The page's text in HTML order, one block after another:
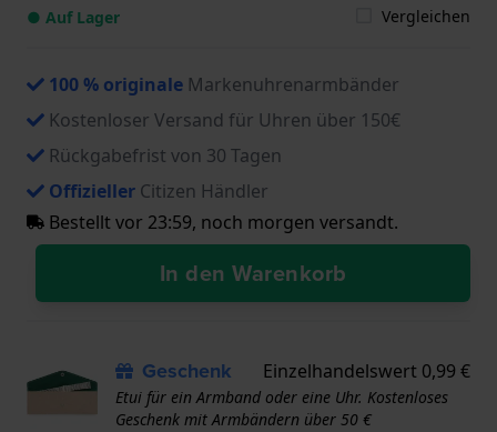
● Auf Lager Vergleichen
100 % originale Markenuhrenarmbänder
Kostenloser Versand für Uhren über 150€
Rückgabefrist von 30 Tagen
Offizieller Citizen Händler
Bestellt vor 23:59, noch morgen versandt.
In den Warenkorb
Geschenk Einzelhandelswert 0,99 €
Etui für ein Armband oder eine Uhr. Kostenloses
Geschenk mit Armbändern über 50 €